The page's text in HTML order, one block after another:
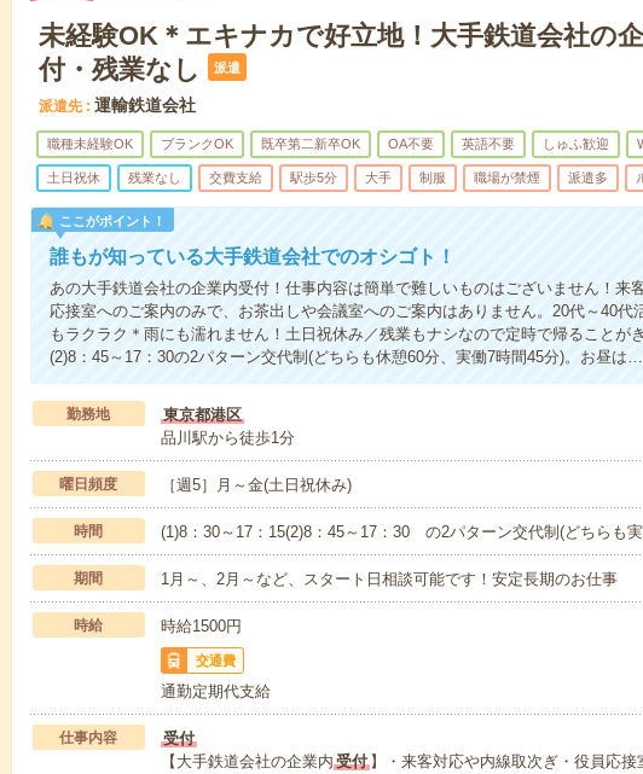
未経験OK＊エキナカで好立地！大手鉄道会社の
付・残業なし
派遣
派遣先 運輸鉄道会社
職種未経験OK ブランクOK 既卒第二新卒OK OA不要 英語不要 しゅふ歓迎
土日祝休 残業なし 交費支給 駅歩5分 大手 制服 職場が禁煙 派遣多
ここがポイント！
誰もが知っている大手鉄道会社でのオシゴト！
あの大手鉄道会社の企業内受付！仕事内容は簡単で難しいものはございません！来
応接室へのご案内のみで、お茶出しや会議室へのご案内はありません。20代～40代
もラクラク＊雨にも濡れません！土日祝休み／残業もナシなので定時で帰ることが
(2)8：45～17：30の2パターン交代制(どちらも休憩60分、実働7時間45分)。お昼は…
勤務地
東京都港区
品川駅から徒歩1分
曜日頻度 ［週5］月～金(土日祝休み)
時間 (1)8：30～17：15(2)8：45～17：30 の2パターン交代制(どちらも
期間 1月～、2月～など、スタート日相談可能です！安定長期のお仕事
時給 時給1500円
交通費
通勤定期代支給
仕事内容
受付
【大手鉄道会社の企業内受付】・来客対応や内線取次ぎ・役員応